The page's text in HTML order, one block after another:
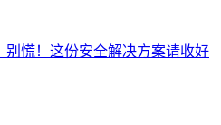
别慌！这份安全解决方案请收好